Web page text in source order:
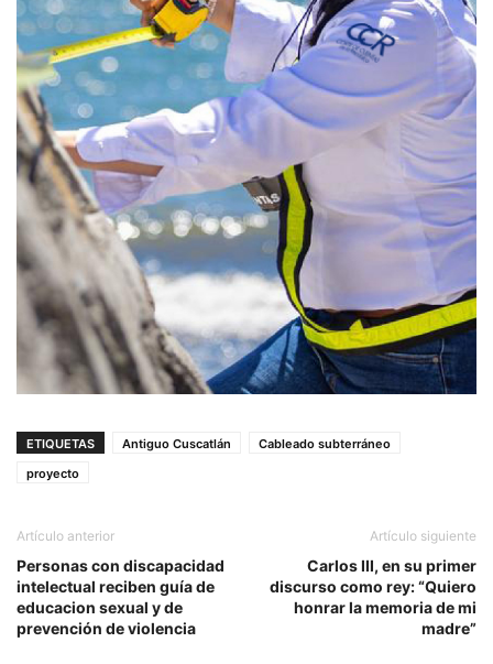
ETIQUETAS Antiguo Cuscatlán
Cableado subterráneo
proyecto
Artículo anterior
Personas con discapacidad
intelectual reciben guía de
educacion sexual y de
prevención de violencia
Artículo siguiente
Carlos III, en su primer
discurso como rey: “Quiero
honrar la memoria de mi
madre”